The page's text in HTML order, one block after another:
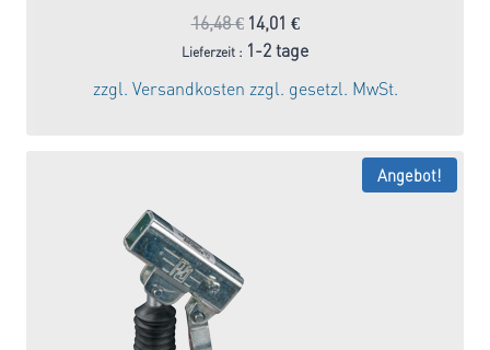
16,48€ Ursprünglicher
Preis
war:
16,48 €
14,01 €Aktueller
Preis
Lieferzeit : 1-2 tage
zzgl. Versandkosten zzgl. gesetzl. MwSt.
Angebot!